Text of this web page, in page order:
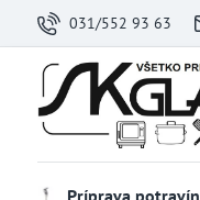
031/552 93 63
Príprava potravín